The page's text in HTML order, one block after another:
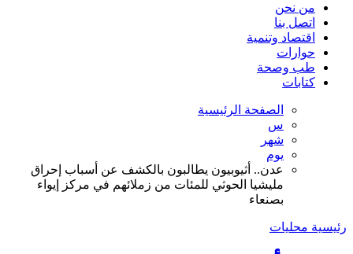
من نحن
اتصل بنا
اقتصاد وتنمية
حوارات
طب وصحة
كتابات
الصفحة الرئيسية
س
شهر
يوم
عدن.. أثيوبيون يطالبون بالكشف عن أسباب إحراق
مليشيا الحوثي للمئات من زملائهم في مركز إيواء
بصنعاء
رئيسية محليات